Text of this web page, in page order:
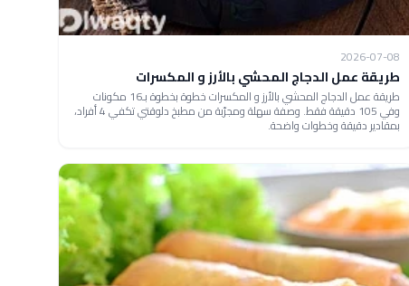
2026-07-08
طريقة عمل الدجاج المحشي بالأرز و المكسرات
طريقة عمل الدجاج المحشي بالأرز و المكسرات خطوة بخطوة بـ16 مكونات
وفي 105 دقيقة فقط. وصفة سهلة ومجرّبة من مطبخ دلوقتي تكفي 4 أفراد،
بمقادير دقيقة وخطوات واضحة.